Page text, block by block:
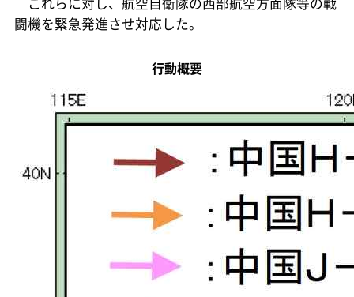
闘機を緊急発進させ対応した。
行動概要